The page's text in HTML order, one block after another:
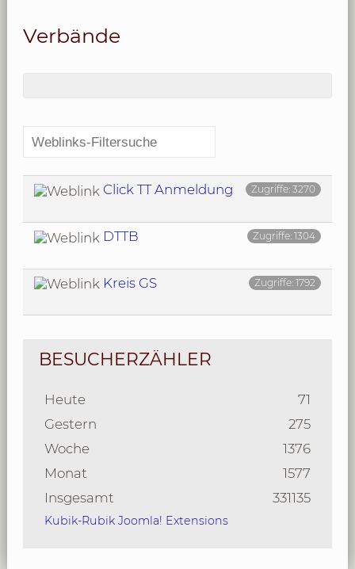
Verbände
Zugriffe: 3270
Click TT Anmeldung
Zugriffe: 1304
DTTB
Zugriffe: 1792
Kreis GS
BESUCHERZÄHLER
Heute
71
Gestern
275
Woche
1376
Monat
1577
Insgesamt
331135
Kubik-Rubik Joomla! Extensions